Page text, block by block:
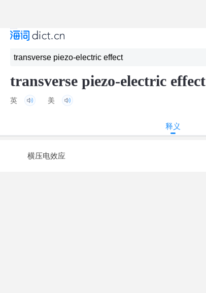
transverse piezo-electric effect
英 美
释义
横压电效应